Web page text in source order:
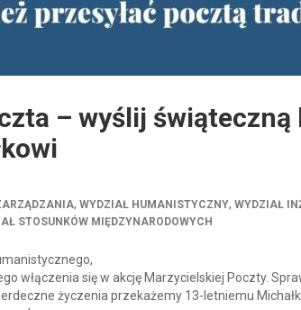
– wyślij świąteczną
, WYDZIAŁ HUMANISTYCZNY, WYDZIAŁ
STOSUNKÓW MIĘDZYNARODOWYCH
włączenia się w akcję Marzycielskiej Poczty.
życzenia przekażemy 13-letniemu